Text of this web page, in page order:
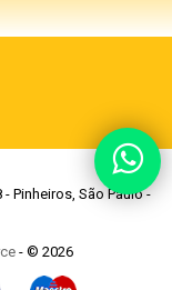
- Pinheiros, São Paulo -
- © 2026